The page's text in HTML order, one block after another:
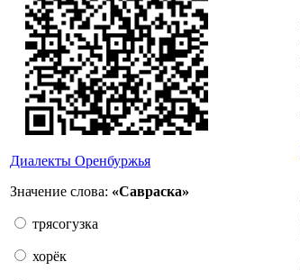
Диалекты Оренбуржья
Значение слова: «Савраска»
трясогузка
хорёк